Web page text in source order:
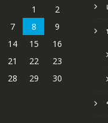
1
2
7 8
9
14 15
16
21 22
23
28 29
30